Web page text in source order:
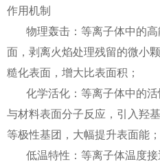
作用机制
物理轰击：等离子体中的
面，剥离火焰处理残留的微小
糙化表面，增大比表面积；
化学活化：等离子体中的活
与材料表面分子反应，引入羟
等极性基团，大幅提升表面能；
低温特性：等离子体温度